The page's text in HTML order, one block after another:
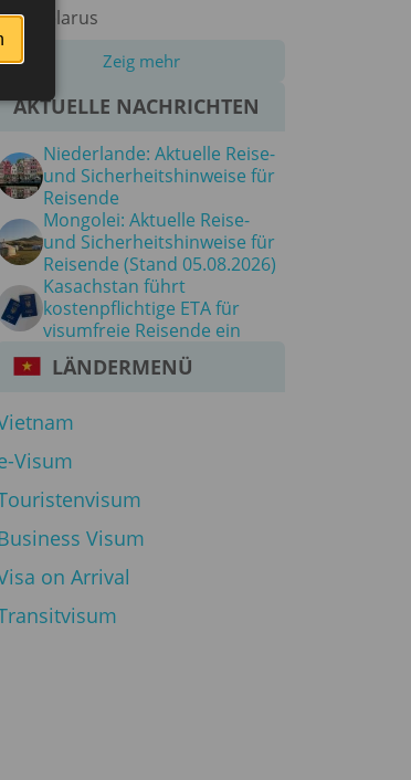
Belarus
Zeig mehr
AKTUELLE NACHRICHTEN
Niederlande: Aktuelle Reise-
und Sicherheitshinweise für
Reisende
Mongolei: Aktuelle Reise-
und Sicherheitshinweise für
Reisende (Stand 05.08.2026)
Kasachstan führt
kostenpflichtige ETA für
visumfreie Reisende ein
LÄNDERMENÜ
Visum
Visum
on Arrival